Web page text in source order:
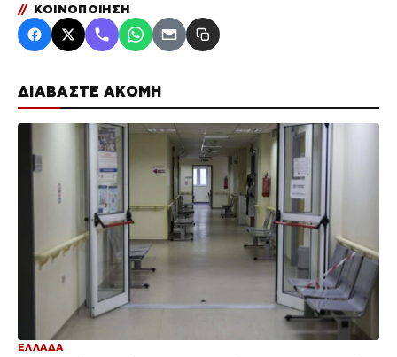
ΔΙΑΒΑΣΤΕ ΑΚΟΜΗ
ΕΛΛΑΔΑ
// ΚΟΙΝΟΠΟΙΗΣΗ